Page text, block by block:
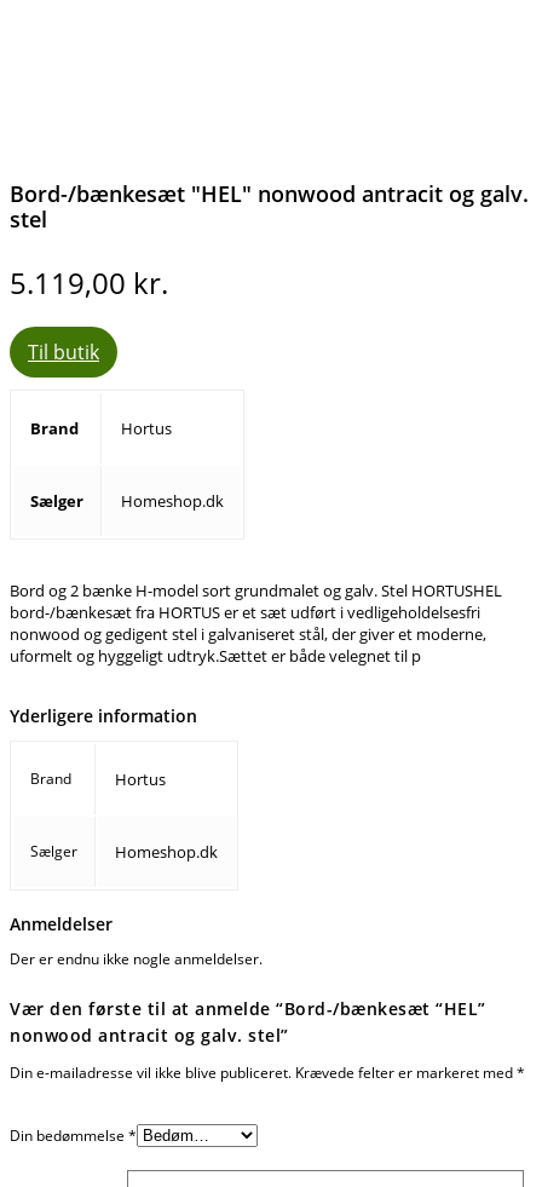
Bord-/bænkesæt "HEL" nonwood antracit og galv.
stel
5.119,00 kr.
Til butik
Brand Hortus
Sælger Homeshop.dk
Bord og 2 bænke H-model sort grundmalet og galv. Stel HORTUSHEL
bord-/bænkesæt fra HORTUS er et sæt udført i vedligeholdelsesfri
nonwood og gedigent stel i galvaniseret stål, der giver et moderne,
uformelt og hyggeligt udtryk.Sættet er både velegnet til p
Yderligere information
Brand Hortus
Sælger Homeshop.dk
Anmeldelser
Der er endnu ikke nogle anmeldelser.
Vær den første til at anmelde “Bord-/bænkesæt “HEL”
nonwood antracit og galv. stel”
Din e-mailadresse vil ikke blive publiceret. Krævede felter er markeret med*
Din bedømmelse *